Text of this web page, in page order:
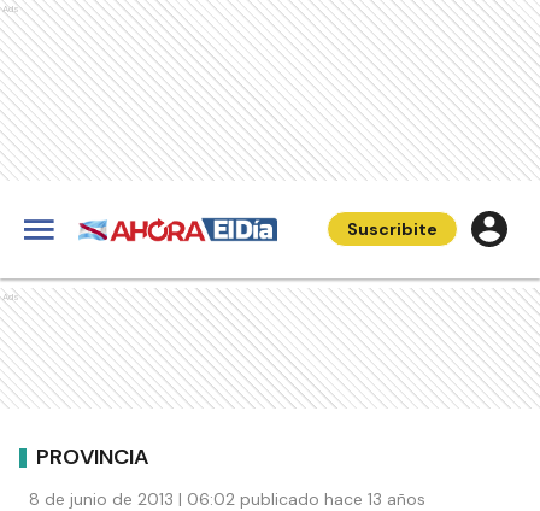
Ads
Suscribite
Ads
PROVINCIA
8 de junio de 2013 | 06:02 publicado hace 13 años